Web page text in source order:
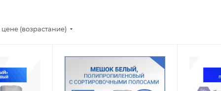
(возрастание)